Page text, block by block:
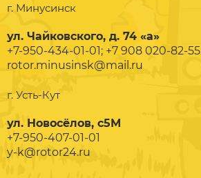
г. Минусинск
ул. Чайковского, д. 74 «а»
+7-950-434-01-01; +7 908 020-82-55
rotor.minusinsk@mail.ru
г. Усть-Кут
ул. Новосёлов, с5М
+7-950-407-01-01
y-k@rotor24.ru